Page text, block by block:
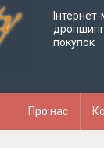
покупок
Про нас